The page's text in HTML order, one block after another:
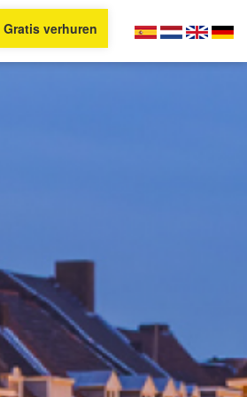
Gratis verhuren